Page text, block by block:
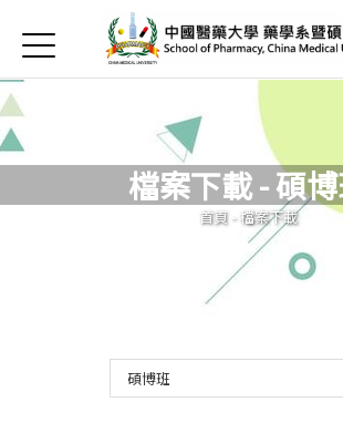
首頁
首頁
Open submenu (簡介)
Open submenu (師資陣容)
Open submenu (課程內容)
Open submenu (實習專區)
實習專區
Jump to Main content
檔案下載 - 碩
您在這裡
首頁 - 檔案下載